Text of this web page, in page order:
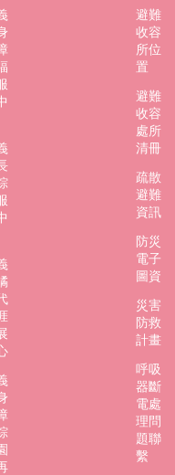
避難
收容
所位
置
避難
收容
處所
清冊
疏散
避難
資訊
防災
電子
圖資
災害
防救
計畫
呼吸
器斷
電處
理問
題聯
繫